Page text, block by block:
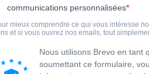
communications personnalisées
mieux comprendre ce qui vous intéresse
et si vous ouvrez nos emails, tout
Nous utilisons Brevo en tant
soumettant ce formulaire,